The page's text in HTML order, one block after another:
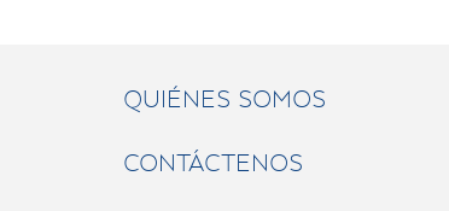
QUIÉNES SOMOS
CONTÁCTENOS